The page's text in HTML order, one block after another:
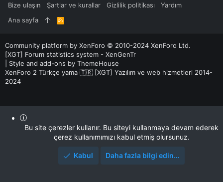
Bize ulaşın
Şartlar ve kurallar Gizlilik politikası
Yardım
Ana sayfa
R
S
S
Community platform by XenForo © 2010-2024 XenForo Ltd.
[XGT] Forum statistics system - XenGenTr
Style and add-ons by ThemeHouse
XenForo 2 Türkçe yama 🇹🇷 [XGT] Yazılım ve web hizmetleri 2014-
2024
Bu site çerezler kullanır. Bu siteyi kullanmaya devam ederek
çerez kullanımımızı kabul etmiş olursunuz.
Kabul Daha fazla bilgi edin…